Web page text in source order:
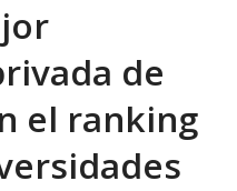
de
el ranking